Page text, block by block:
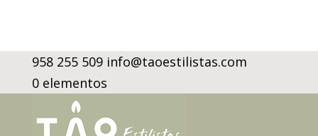
958 255 509 info@taoestilistas.com
0 elementos